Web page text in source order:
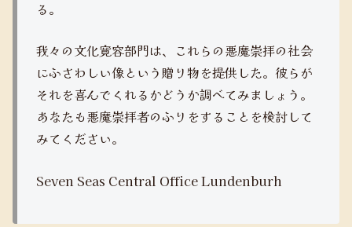
る。
我々の文化寛容部門は、これらの悪魔崇拝の社会
にふさわしい像という贈り物を提供した。彼らが
それを喜んでくれるかどうか調べてみましょう。
あなたも悪魔崇拝者のふりをすることを検討して
みてください。
Seven Seas Central Office Lundenburh